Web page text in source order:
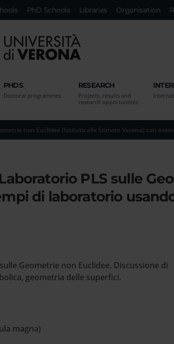
PhD Schools Libraries Organisation
PHDS
Doctoral programmes
RESEARCH
Projects, results and
research opportunities
non Euclidee (Istituto alle Stimate Verona) con
PLS sulle
di laboratorio
Geometrie non Euclidee. Discussione di
geometria delle superfici.
magna)